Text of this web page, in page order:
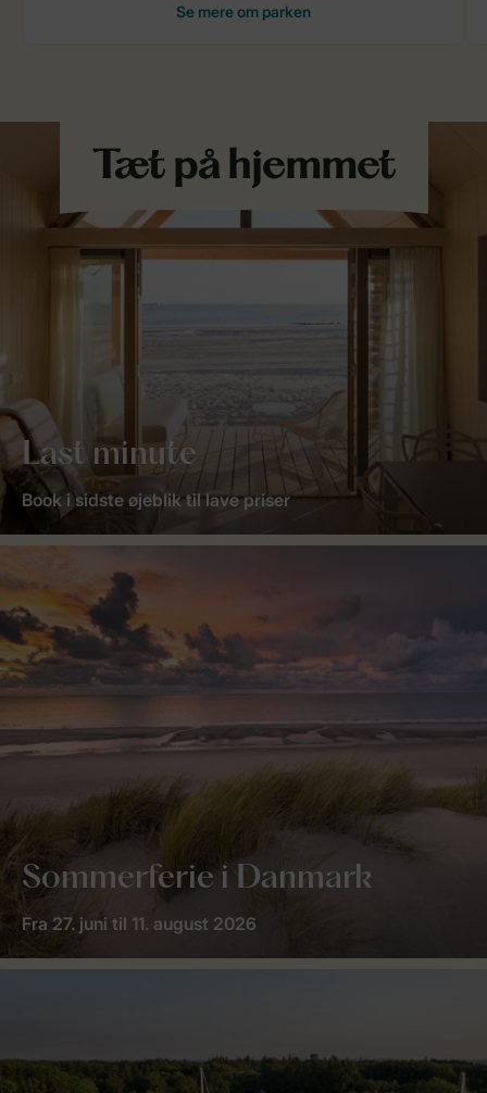
Last minute
Book i sidste øjeblik til lave priser
Sommerferie i Danmark
Fra 27. juni til 11. august 2026